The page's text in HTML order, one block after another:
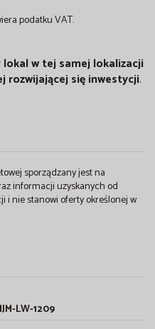
podatku VAT.
w tej samej lokalizacji
rozwijającej się inwestycji.
sporządzany jest na
informacji uzyskanych od
i nie stanowi oferty określonej w
LW-1209